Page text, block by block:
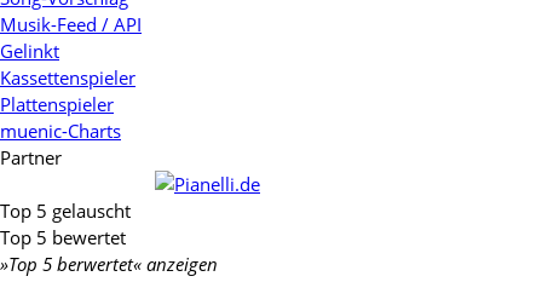
Musik-Feed / API
Gelinkt
Kassettenspieler
Plattenspieler
muenic-Charts
Partner
Top 5 gelauscht
Top 5 bewertet
»Top 5 berwertet« anzeigen